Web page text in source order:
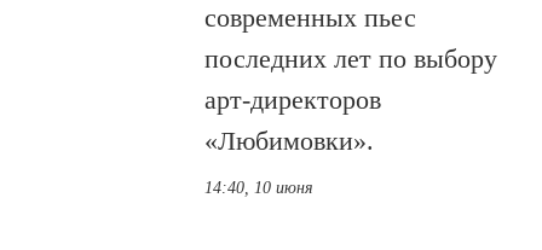
современных пьес
последних лет по выбору
арт-директоров
«Любимовки».
14:40, 10 июня